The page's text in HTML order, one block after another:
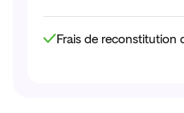
Frais de reconstitution